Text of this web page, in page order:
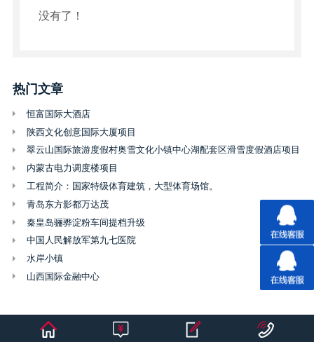
没有了！
热门文章
恒富国际大酒店
陕西文化创意国际大厦项目
翠云山国际旅游度假村奥雪文化小镇中心湖配套区滑雪度假酒店项目
内蒙古电力调度楼项目
工程简介：国家特级体育建筑，大型体育场馆。
青岛东方影都万达茂
秦皇岛骊骅淀粉车间提档升级
中国人民解放军第九七医院
水岸小镇
山西国际金融中心